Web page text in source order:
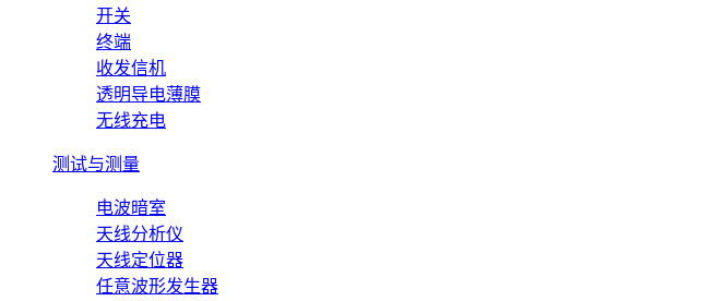
开关
终端
收发信机
透明导电薄膜
无线充电
测试与测量
电波暗室
天线分析仪
天线定位器
任意波形发生器